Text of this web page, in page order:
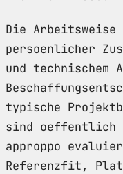
Die
persoenlicher
und technischem
typische
sind oeffentlich
approppo
Referenzfit,